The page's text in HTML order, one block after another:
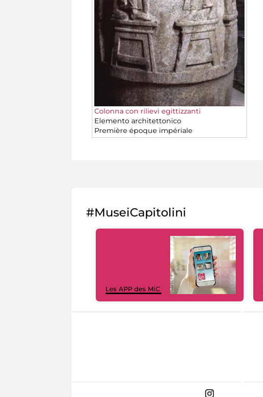
Colonna con rilievi egittizzanti
Elemento architettonico
Première époque impériale
#MuseiCapitolini
Les APP des MiC